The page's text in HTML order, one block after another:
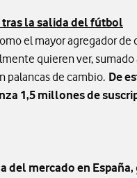
tras la salida del fútbol
el mayor agregador de
quieren ver, sumado
palancas de cambio. De
1,5 millones de
del mercado en España,